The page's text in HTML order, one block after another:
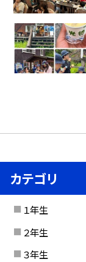
カテゴリ
１年生
２年生
３年生